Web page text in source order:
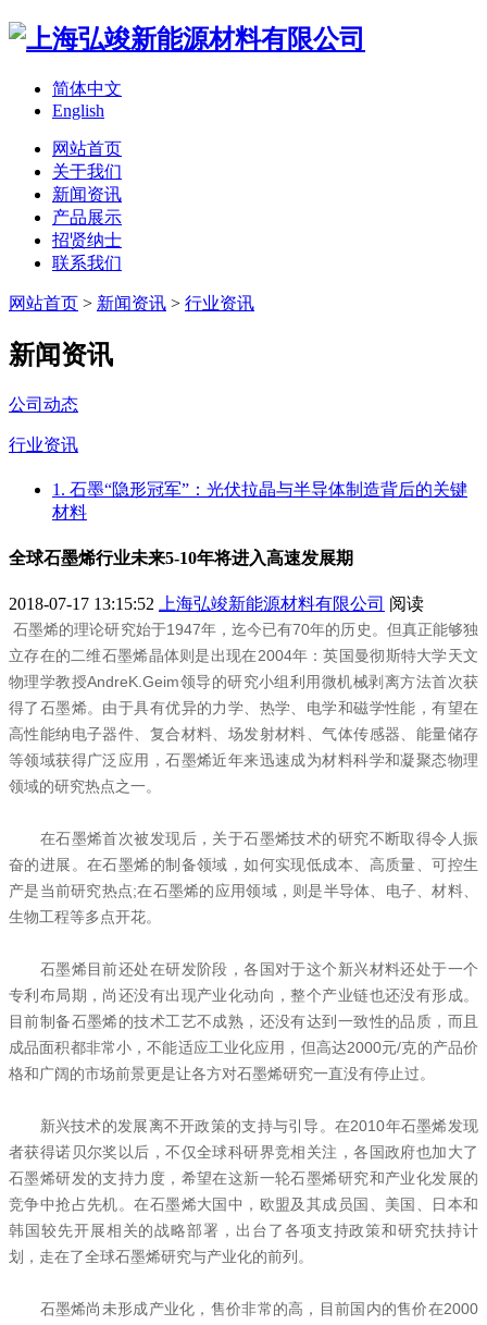
简体中文
English
网站首页
关于我们
新闻资讯
产品展示
招贤纳士
联系我们
网站首页 > 新闻资讯 > 行业资讯
新闻资讯
公司动态
行业资讯
1. 石墨“隐形冠军”：光伏拉晶与半导体制造背后的关键
材料
全球石墨烯行业未来5-10年将进入高速发展期
2018-07-17 13:15:52 上海弘竣新能源材料有限公司 阅读
石墨烯的理论研究始于1947年，迄今已有70年的历史。但真正能够独
立存在的二维石墨烯晶体则是出现在2004年：英国曼彻斯特大学天文
物理学教授AndreK.Geim领导的研究小组利用微机械剥离方法首次获
得了石墨烯。由于具有优异的力学、热学、电学和磁学性能，有望在
高性能纳电子器件、复合材料、场发射材料、气体传感器、能量储存
等领域获得广泛应用，石墨烯近年来迅速成为材料科学和凝聚态物理
领域的研究热点之一。
在石墨烯首次被发现后，关于石墨烯技术的研究不断取得令人振
奋的进展。在石墨烯的制备领域，如何实现低成本、高质量、可控生
产是当前研究热点;在石墨烯的应用领域，则是半导体、电子、材料、
生物工程等多点开花。
石墨烯目前还处在研发阶段，各国对于这个新兴材料还处于一个
专利布局期，尚还没有出现产业化动向，整个产业链也还没有形成。
目前制备石墨烯的技术工艺不成熟，还没有达到一致性的品质，而且
成品面积都非常小，不能适应工业化应用，但高达2000元/克的产品价
格和广阔的市场前景更是让各方对石墨烯研究一直没有停止过。
新兴技术的发展离不开政策的支持与引导。在2010年石墨烯发现
者获得诺贝尔奖以后，不仅全球科研界竞相关注，各国政府也加大了
石墨烯研发的支持力度，希望在这新一轮石墨烯研究和产业化发展的
竞争中抢占先机。在石墨烯大国中，欧盟及其成员国、美国、日本和
韩国较先开展相关的战略部署，出台了各项支持政策和研究扶持计
划，走在了全球石墨烯研究与产业化的前列。
石墨烯尚未形成产业化，售价非常的高，目前国内的售价在2000